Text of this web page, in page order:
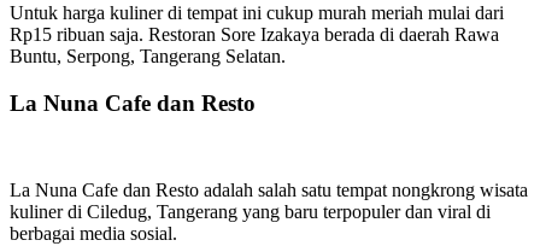
Untuk harga kuliner di tempat ini cukup murah meriah mulai dari
Rp15 ribuan saja. Restoran Sore Izakaya berada di daerah Rawa
Buntu, Serpong, Tangerang Selatan.
La Nuna Cafe dan Resto
La Nuna Cafe dan Resto adalah salah satu tempat nongkrong wisata
kuliner di Ciledug, Tangerang yang baru terpopuler dan viral di
berbagai media sosial.